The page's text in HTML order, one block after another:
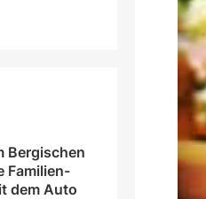
Bergischen
Familien-
dem Auto